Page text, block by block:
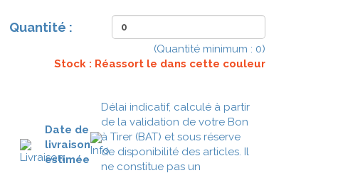
Quantité :
(Quantité minimum : 0)
Stock : Réassort le dans cette couleur
Date de
livraison
estimée
Délai indicatif, calculé à partir
de la validation de votre Bon
à Tirer (BAT) et sous réserve
de disponibilité des articles. Il
ne constitue pas un